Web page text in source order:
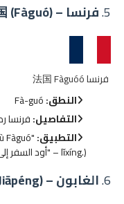
5. فرنسا – 法国 (Fàguó)
فرنسا 法国 Fàguóó
النطق:
التفاصيل:فرنسا
التطبيق: Fàguó
lǐxíng.) – "أود السفر إلى فرنسا."
6. الغابون – 加蓬 (Jiāpéng)